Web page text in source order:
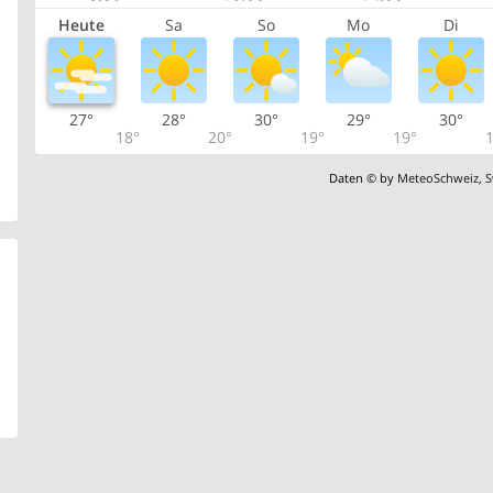
Heute Sa So Mo Di
27°
18°
28°
20°
30°
19°
29°
19°
30°
Daten © by MeteoSchweiz,